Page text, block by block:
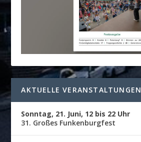
AKTUELLE VERANSTALTUNGEN
Sonntag, 21. Juni, 12 bis 22 Uhr
31. Großes Funkenburgfest